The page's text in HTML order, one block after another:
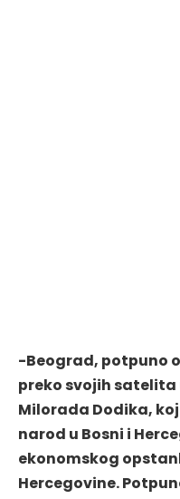
-Beograd, potpuno
preko svojih satelita
Milorada Dodika,
narod u Bosni i
ekonomskog
Hercegovine.